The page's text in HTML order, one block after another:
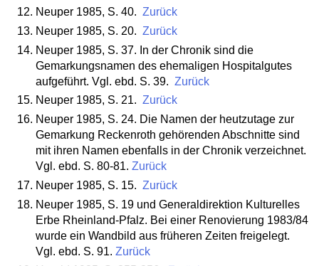
Neuper 1985, S. 40. Zurück
Neuper 1985, S. 20. Zurück
Neuper 1985, S. 37. In der Chronik sind die
Gemarkungsnamen des ehemaligen Hospitalgutes
aufgeführt. Vgl. ebd. S. 39. Zurück
Neuper 1985, S. 21. Zurück
Neuper 1985, S. 24. Die Namen der heutzutage zur
Gemarkung Reckenroth gehörenden Abschnitte sind
mit ihren Namen ebenfalls in der Chronik verzeichnet.
Vgl. ebd. S. 80-81. Zurück
Neuper 1985, S. 15. Zurück
Neuper 1985, S. 19 und Generaldirektion Kulturelles
Erbe Rheinland-Pfalz. Bei einer Renovierung 1983/84
wurde ein Wandbild aus früheren Zeiten freigelegt.
Vgl. ebd. S. 91. Zurück